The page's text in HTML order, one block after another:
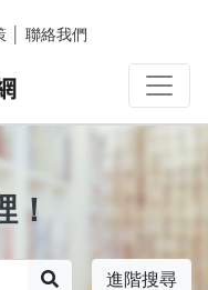
聯絡我們
！
進階搜尋